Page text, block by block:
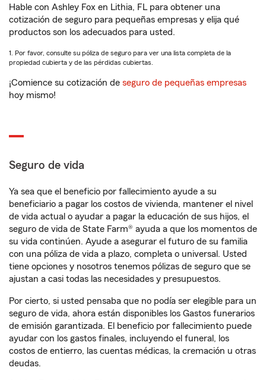
Hable con Ashley Fox en Lithia, FL para obtener una
cotización de seguro para pequeñas empresas y elija qué
productos son los adecuados para usted.
1. Por favor, consulte su póliza de seguro para ver una lista completa de la
propiedad cubierta y de las pérdidas cubiertas.
¡Comience su cotización de seguro de pequeñas empresas
hoy mismo!
Seguro de vida
Ya sea que el beneficio por fallecimiento ayude a su
beneficiario a pagar los costos de vivienda, mantener el nivel
de vida actual o ayudar a pagar la educación de sus hijos, el
seguro de vida de State Farm® ayuda a que los momentos de
su vida continúen. Ayude a asegurar el futuro de su familia
con una póliza de vida a plazo, completa o universal. Usted
tiene opciones y nosotros tenemos pólizas de seguro que se
ajustan a casi todas las necesidades y presupuestos.
Por cierto, si usted pensaba que no podía ser elegible para un
seguro de vida, ahora están disponibles los Gastos funerarios
de emisión garantizada. El beneficio por fallecimiento puede
ayudar con los gastos finales, incluyendo el funeral, los
costos de entierro, las cuentas médicas, la cremación u otras
deudas.